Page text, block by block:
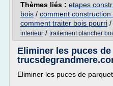
Thèmes liés : etapes
bois / comment
comment traiter bois pourri /
interieur / traitement plancher
Eliminer les puces
Eliminer les puces de parquet